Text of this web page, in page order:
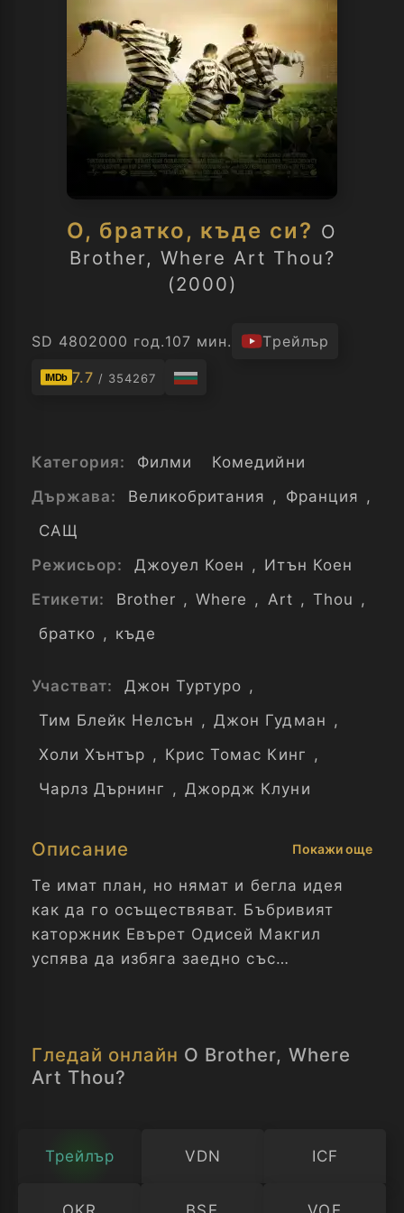
О, братко, къде си? O
Brother, Where Art Thou?
(2000)
SD 4802000 год.107 мин. Трейлър
IMDb 7.7 / 354267
Категория: Филми
Комедийни
Държава:
Великобритания , Франция ,
САЩ
Режисьор:
Джоуел Коен , Итън Коен
Етикети:
Brother , Where , Art , Thou ,
братко , къде
Участват: Джон Туртуро ,
Тим Блейк Нелсън , Джон Гудман ,
Холи Хънтър , Крис Томас Кинг ,
Чарлз Дърнинг , Джордж Клуни
Описание Покажи още
Те имат план, но нямат и бегла идея
как да го осъществяват. Бъбривият
каторжник Евърет Одисей Макгил
успява да избяга заедно със
се доберат до колибата на Евърет в
залив по течението на Мисисипи,
наводнена заради строеж на язовир.
пречки, а демоничният шериф Кули е
Гледай онлайн O Brother, Where
Art Thou?
Трейлър VDN ICF